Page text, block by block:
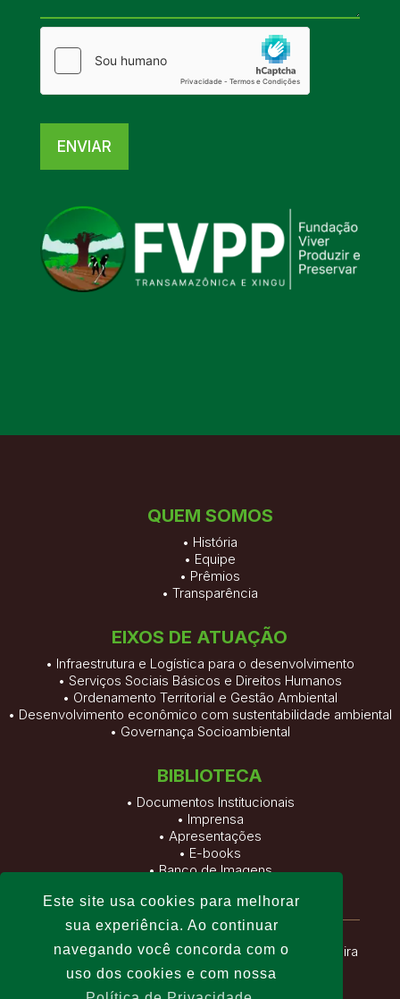
ENVIAR
QUEM SOMOS
• História
• Equipe
• Prêmios
•Transparência
EIXOS DE ATUAÇÃO
• Infraestrutura e Logística para o desenvolvimento
• Serviços Sociais Básicos e Direitos Humanos
• Ordenamento Territorial e Gestão Ambiental
• Desenvolvimento econômico com sustentabilidade ambiental
• Governança Socioambiental
BIBLIOTECA
• Documentos Institucionais
• Imprensa
•Apresentações
• E-books
•Banco de Imagens
Fundação Viver, Produzir e Preservar
| Altamira
– Pará – Brasil
Este site usa cookies para melhorar
sua experiência. Ao continuar
navegando você concorda com o
uso dos cookies e com nossa